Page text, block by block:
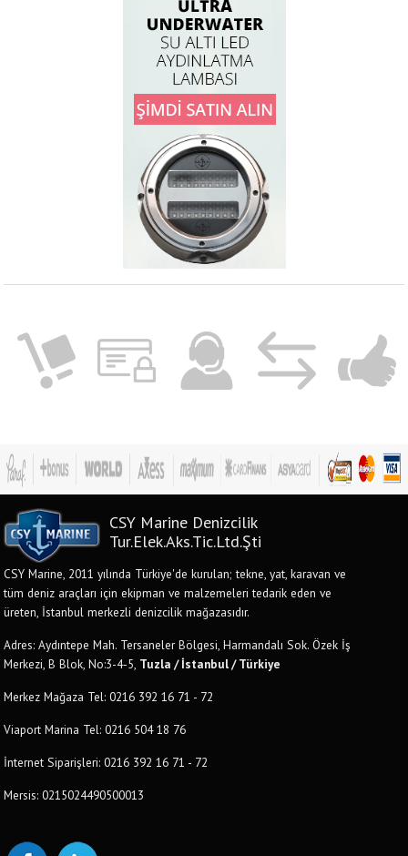
CSY Marine Denizcilik
Tur.Elek.Aks.Tic.Ltd.Şti
CSY Marine, 2011 yılında Türkiye'de kurulan; tekne, yat, karavan ve
tüm deniz araçları için ekipman ve malzemeleri tedarik eden ve
üreten, İstanbul merkezli denizcilik mağazasıdır.
Adres: Aydıntepe Mah. Tersaneler Bölgesi, Harmandalı Sok. Özek İş
Merkezi, B Blok, No:3-4-5, Tuzla / İstanbul / Türkiye
Merkez Mağaza Tel: 0216 392 16 71 - 72
Viaport Marina Tel: 0216 504 18 76
İnternet Siparişleri: 0216 392 16 71 - 72
Mersis: 0215024490500013